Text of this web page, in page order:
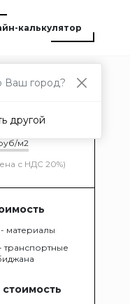
калькулятор
м2
с НДС 20%)
- материалы
транспортные
Ваш город?
другой